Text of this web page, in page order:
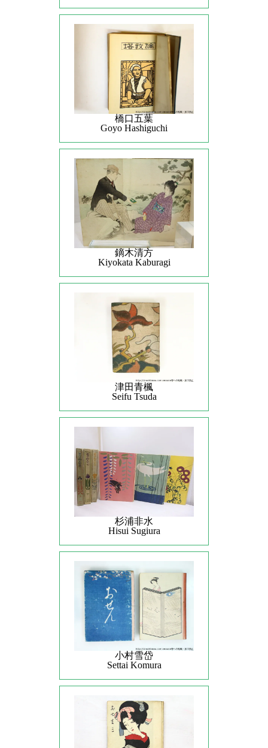
橋口五葉
Goyo Hashiguchi
鏑木清方
Kiyokata Kaburagi
津田青楓
Seifu Tsuda
杉浦非水
Hisui Sugiura
小村雪岱
Settai Komura